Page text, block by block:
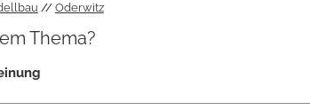
Oderwitz
Thema?